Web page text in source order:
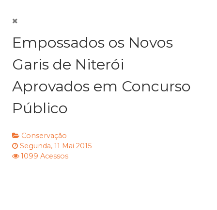
Empossados os Novos
Garis de Niterói
Aprovados em Concurso
Público
Conservação
Segunda, 11 Mai 2015
1099 Acessos